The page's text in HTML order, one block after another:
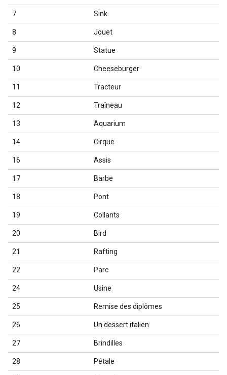
7 Sink
8 Jouet
9 Statue
10 Cheeseburger
11 Tracteur
12 Traîneau
13 Aquarium
14 Cirque
16 Assis
17 Barbe
18 Pont
19 Collants
20 Bird
21 Rafting
22 Parc
24 Usine
25 Remise des diplômes
26 Un dessert italien
27 Brindilles
28 Pétale